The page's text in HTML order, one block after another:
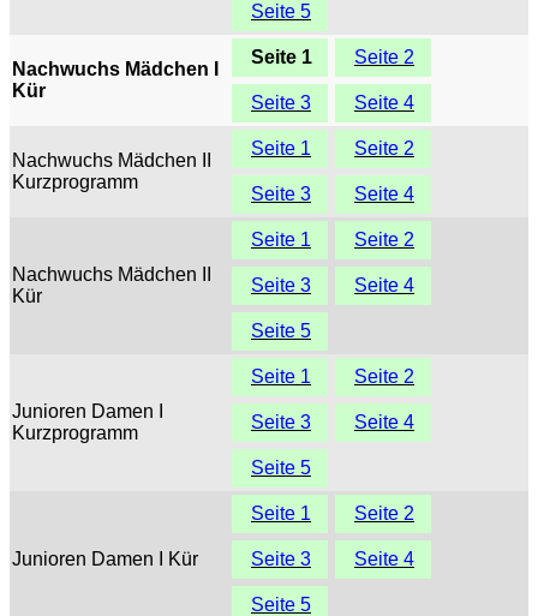
Seite 5
Nachwuchs Mädchen I
Kür
Seite 1 Seite 2
Seite 3 Seite 4
Nachwuchs Mädchen II
Kurzprogramm
Seite 1 Seite 2
Seite 3 Seite 4
Nachwuchs Mädchen II
Kür
Seite 1 Seite 2
Seite 3 Seite 4
Seite 5
Junioren Damen I
Kurzprogramm
Seite 1 Seite 2
Seite 3 Seite 4
Seite 5
Junioren Damen I Kür
Seite 1 Seite 2
Seite 3 Seite 4
Seite 5